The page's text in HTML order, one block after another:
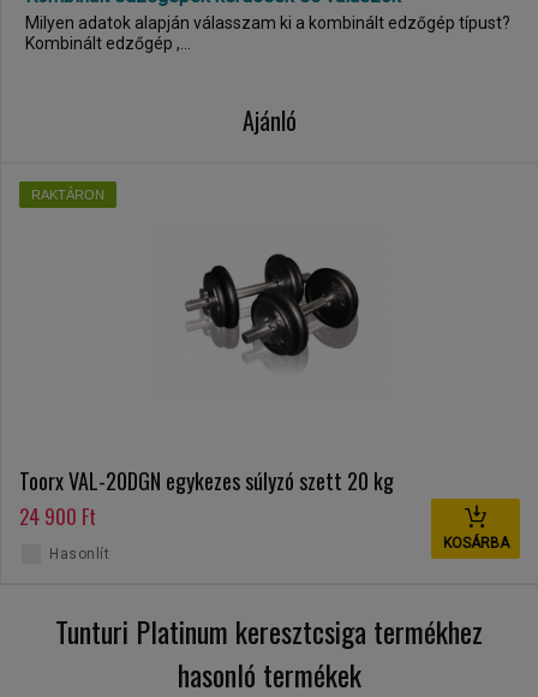
Milyen adatok alapján válasszam ki a kombinált edzőgép típust?
Kombinált edzőgép ,...
Ajánló
RAKTÁRON
Toorx VAL-20DGN egykezes súlyzó szett 20 kg
24 900 Ft
KOSÁRBA
Hasonlít
Tunturi Platinum keresztcsiga termékhez
hasonló termékek